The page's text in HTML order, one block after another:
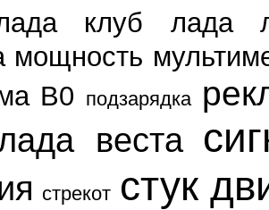
клуб
лада
мощность
В0
подзарядка
веста
стрекот стук